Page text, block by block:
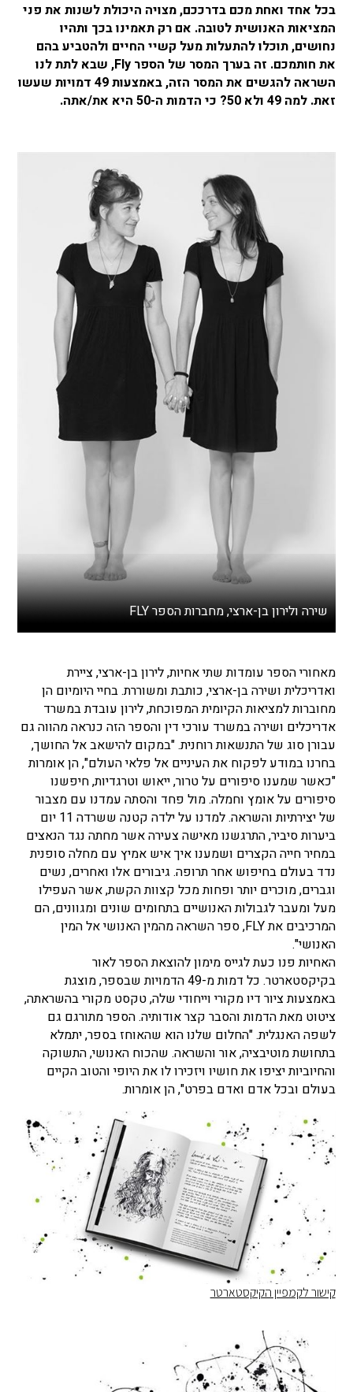
בכל אחד ואחת מכם בדרככם, מצויה היכולת לשנות את פני
המציאות האנושית לטובה. אם רק תאמינו בכך ותהיו
נחושים, תוכלו להתעלות מעל קשיי החיים ולהטביע בהם
את חותמכם. זה בערך המסר של הספר Fly, שבא לתת לנו
השראה להגשים את המסר הזה, באמצעות 49 דמויות שעשו
זאת. למה 49 ולא 50? כי הדמות ה-50 היא את/אתה.
שירה ולירון בן-ארצי, מחברות הספר FLY
מאחורי הספר עומדות שתי אחיות, לירון בן-ארצי, ציירת
ואדריכלית ושירה בן-ארצי, כותבת ומשוררת. בחיי היומיום הן
מחוברות למציאות הקיומית המפוכחת, לירון עובדת במשרד
אדריכלים ושירה במשרד עורכי דין והספר הזה כנראה מהווה גם
עבורן סוג של התנשאות רוחנית. "במקום להישאב אל החושך,
בחרנו במודע לפקוח את העיניים אל פלאי העולם", הן אומרות
"כאשר שמענו סיפורים על טרור, ייאוש וטרגדיות, חיפשנו
סיפורים על אומץ וחמלה. מול פחד והסתה עמדנו עם מצבור
של יצירתיות והשראה. למדנו על ילדה קטנה ששרדה 11 יום
ביערות סיביר, התרגשנו מאישה צעירה אשר מחתה נגד הנאצים
במחיר חייה הקצרים ושמענו איך איש אמיץ עם מחלה סופנית
נדד בעולם בחיפוש אחר תרופה. גיבורים אלו ואחרים, נשים
וגברים, מוכרים יותר ופחות מכל קצוות הקשת, אשר העפילו
מעל ומעבר לגבולות האנושיים בתחומים שונים ומגוונים, הם
המרכיבים את FLY, ספר השראה מהמין האנושי אל המין
האנושי".
האחיות פנו כעת לגייס מימון להוצאת הספר לאור
בקיקסטארטר. כל דמות מ-49 הדמויות שבספר, מוצגת
באמצעות ציור דיו מקורי וייחודי שלה, טקסט מקורי בהשראתה,
ציטוט מאת הדמות והסבר קצר אודותיה. הספר מתורגם גם
לשפה האנגלית. "החלום שלנו הוא שהאוחז בספר, יתמלא
בתחושת מוטיבציה, אור והשראה. שהכוח האנושי, התשוקה
והחיוביות יציפו את חושיו ויזכירו לו את היופי והטוב הקיים
בעולם ובכל אדם ואדם בפרט", הן אומרות.
קישור לקמפיין הקיקסטארטר